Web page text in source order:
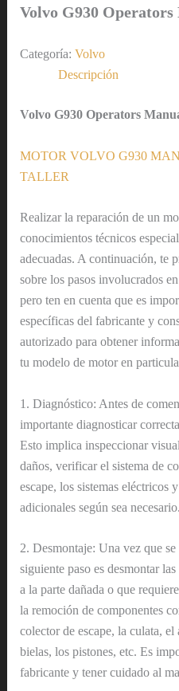
Volvo G930 Operators
Categoría: Volvo
Descripción
Volvo G930 Operators
MOTOR VOLVO G930
TALLER
Realizar la reparación de un
conocimientos técnicos
adecuadas. A continuación, te
sobre los pasos involucrados
pero ten en cuenta que es
específicas del fabricante y
autorizado para obtener
tu modelo de motor en
1. Diagnóstico: Antes de
importante diagnosticar
Esto implica inspeccionar
daños, verificar el sistema de
escape, los sistemas eléctricos
adicionales según sea necesario.
2. Desmontaje: Una vez que
siguiente paso es desmontar
a la parte dañada o que
la remoción de componentes
colector de escape, la culata,
bielas, los pistones, etc. Es
fabricante y tener cuidado al